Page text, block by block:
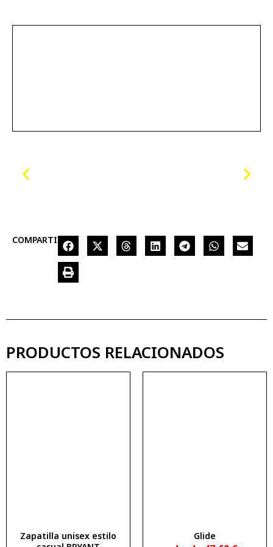
COMPARTIR
PRODUCTOS RELACIONADOS
Zapatilla unisex estilo
Glide